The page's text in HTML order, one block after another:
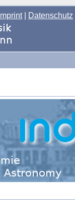
Imprint| Datenschutz